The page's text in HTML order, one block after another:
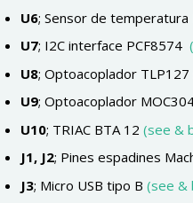
U6; Sensor de temperatura
U7; I2C interface PCF8574
U8; Optoacoplador TLP127
U9; Optoacoplador
U10; TRIAC BTA 12 (see &
J1, J2; Pines espadines
J3; Micro USB tipo B (see &